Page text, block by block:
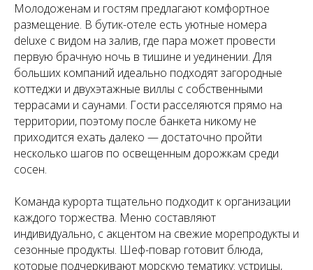
Молодоженам и гостям предлагают комфортное
размещение. В бутик-отеле есть уютные номера
deluxe с видом на залив, где пара может провести
первую брачную ночь в тишине и уединении. Для
больших компаний идеально подходят загородные
коттеджи и двухэтажные виллы с собственными
террасами и саунами. Гости расселяются прямо на
территории, поэтому после банкета никому не
приходится ехать далеко — достаточно пройти
несколько шагов по освещенным дорожкам среди
сосен.
Команда курорта тщательно подходит к организации
каждого торжества. Меню составляют
индивидуально, с акцентом на свежие морепродукты и
сезонные продукты. Шеф-повар готовит блюда,
которые подчеркивают морскую тематику: устрицы,